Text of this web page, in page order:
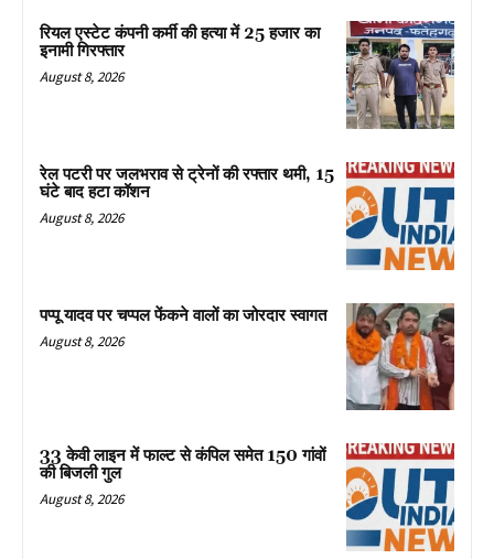
रियल एस्टेट कंपनी कर्मी की हत्या में 25 हजार का
इनामी गिरफ्तार
August 8, 2026
रेल पटरी पर जलभराव से ट्रेनों की रफ्तार थमी, 15
घंटे बाद हटा कॉशन
August 8, 2026
पप्पू यादव पर चप्पल फेंकने वालों का जोरदार स्वागत
August 8, 2026
33 केवी लाइन में फाल्ट से कंपिल समेत 150 गांवों
की बिजली गुल
August 8, 2026